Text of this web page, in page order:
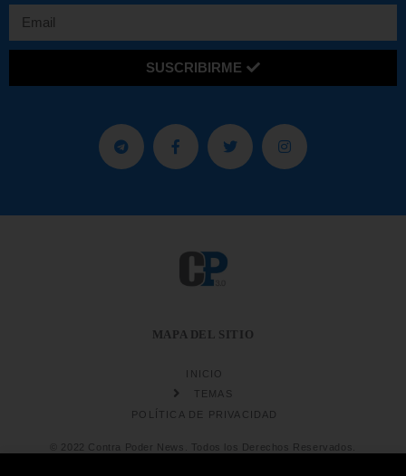
SUSCRIBIRME
MAPA DEL SITIO
INICIO
TEMAS
POLÍTICA DE PRIVACIDAD
© 2022 Contra Poder News. Todos los Derechos Reservados.